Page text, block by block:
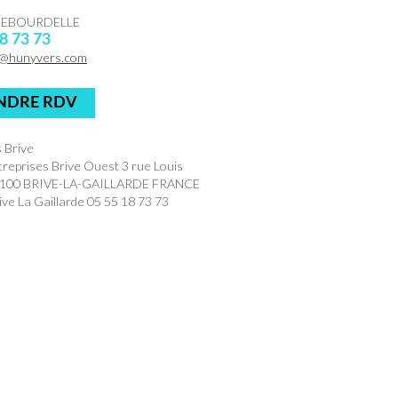
73 73
RDV
Brive
Brive Ouest 3 rue Louis
BRIVE-LA-GAILLARDE FRANCE
La Gaillarde 05 55 18 73 73